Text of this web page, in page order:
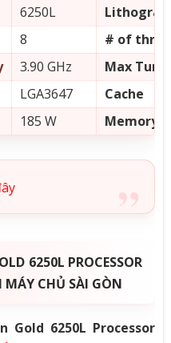
6250L
8
# of
3.90 GHz
Max
LGA3647
Cache
185 W Memory
6250L PROCESSOR
CHỦ SÀI GÒN
Gold 6250L Processor